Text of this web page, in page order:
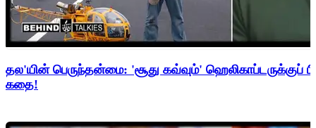
தல'யின் பெருந்தன்மை: 'சூது கவ்வும்' ஹெலிகாப்டருக்குப்
கதை!